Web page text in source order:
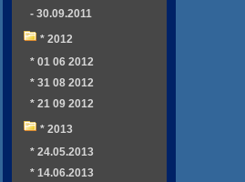
- 30.09.2011
* 2012
* 01 06 2012
* 31 08 2012
* 21 09 2012
* 2013
* 24.05.2013
* 14.06.2013